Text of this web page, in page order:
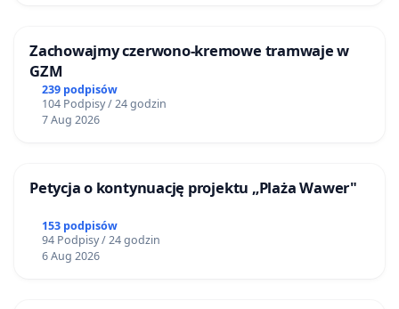
Zachowajmy czerwono-kremowe tramwaje w
GZM
239 podpisów
104 Podpisy / 24 godzin
7 Aug 2026
Petycja o kontynuację projektu „Plaża Wawer"
153 podpisów
94 Podpisy / 24 godzin
6 Aug 2026